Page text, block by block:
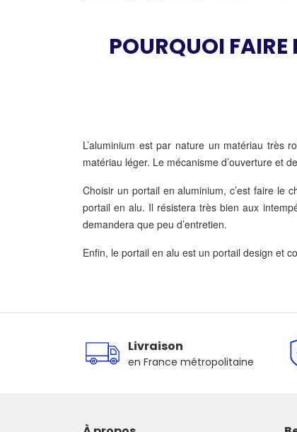
POURQUOI
L’aluminium est par nature un matériau très
matériau léger. Le mécanisme d’ouverture et
Choisir un portail en aluminium, c’est faire le
portail en alu. Il résistera très bien aux
demandera que peu d’entretien.
Enfin, le portail en alu est un portail design et
Livraison
en France métropolitaine